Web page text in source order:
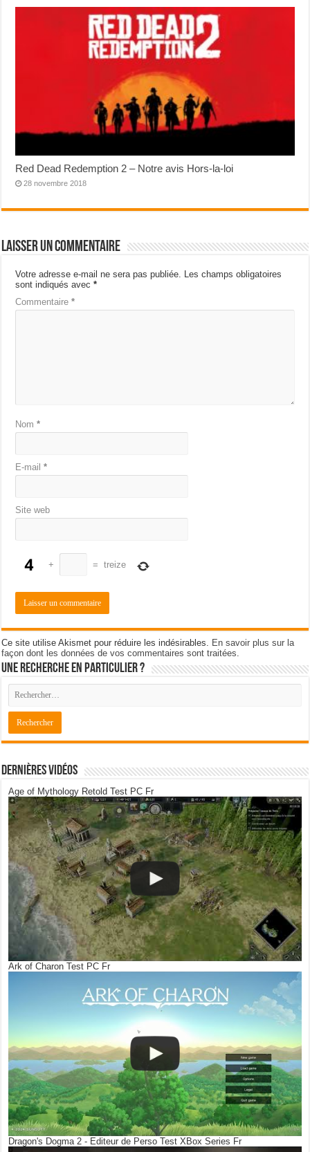
Red Dead Redemption 2 – Notre avis Hors-la-loi
28 novembre 2018
Laisser un commentaire
Votre adresse e-mail ne sera pas publiée.
Les champs obligatoires
sont indiqués avec*
Commentaire*
Nom*
E-mail*
Site web
+ = treize
Ce site utilise Akismet pour réduire les indésirables.
En savoir plus sur la
façon dont les données de vos commentaires sont traitées
Une recherche en particulier ?
Dernières Vidéos
Age of Mythology Retold Test PC Fr
Ark of Charon Test PC Fr
Dragon's Dogma 2 - Editeur de Perso Test XBox Series Fr